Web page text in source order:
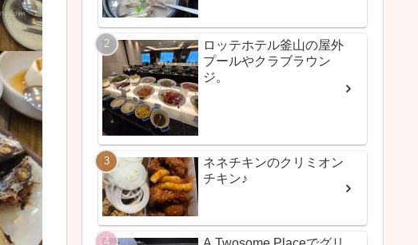
ロッテホテル釜山の屋外
プールやクラブラウン
ジ。
ネネチキンのクリミオン
チキン♪